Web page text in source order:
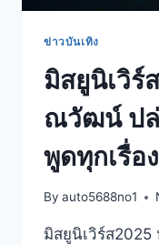
ข่าวบันเทิง
มิสยูนิเวิร์
ณวัฒน์ ป
พูดทุกเรื่อ
By auto5688no1
มิสยูนิเวิร์ส2025